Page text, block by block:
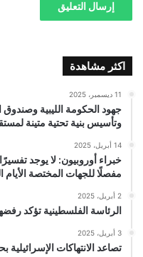
اكثر مشاهدة
11 ديسمبر، 2025
جهود الحكومة الليبية وصندوق
وتأسيس بنية تحتية متينة
14 أبريل، 2025
خبراء أوروبيون: لا يوجد
مفصلًا للجهات المختصة الأيام
2 أبريل، 2025
الرئاسة الفلسطينية تؤكد
3 أبريل، 2025
تصاعد الانتهاكات